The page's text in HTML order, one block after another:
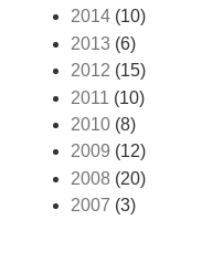
2014 (10)
2013 (6)
2012 (15)
2011 (10)
2010 (8)
2009 (12)
2008 (20)
2007 (3)